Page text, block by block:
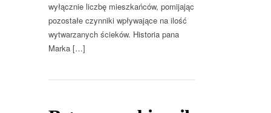
wyłącznie liczbę mieszkańców, pomijając
pozostałe czynniki wpływające na ilość
wytwarzanych ścieków. Historia pana
Marka […]